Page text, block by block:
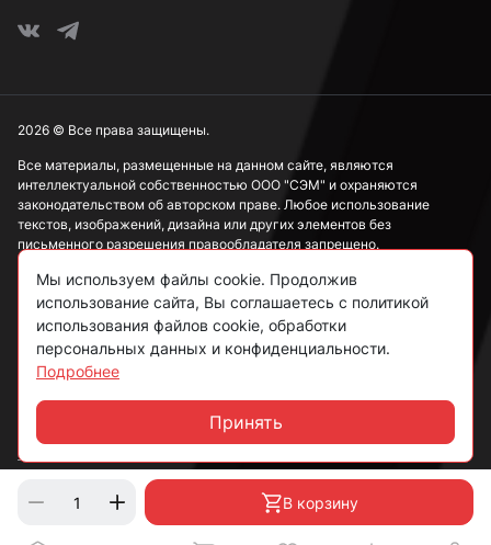
В корзину
Все материалы, размещенные на данном сайте, являются
интеллектуальной собственностью ООО "СЭМ" и охраняются
законодательством об авторском праве. Любое использование
текстов, изображений, дизайна или других элементов без
письменного разрешения правообладателя запрещено.
Информация, представленная на сайте, носит исключительно
ознакомительный характер и не может рассматриваться как
публичная оферта в соответствии со ст. 437 ГК РФ.
Политика конфиденциальности
Согласие на обработку данных
Пользовательское соглашение
2026 © Все права защищены.
Мы используем файлы cookie. Продолжив
использование сайта, Вы соглашаетесь с политикой
использования файлов cookie, обработки
персональных данных и конфиденциальности.
Подробнее
Принять
Чат